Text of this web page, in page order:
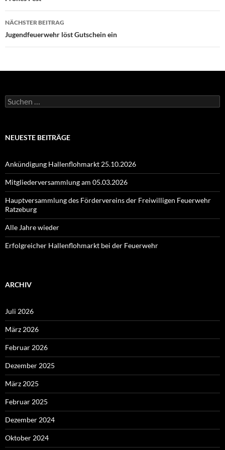
NÄCHSTER BEITRAG
Jugendfeuerwehr löst Gutschein ein
Suchen
nach:
NEUESTE BEITRÄGE
Ankündigung Hallenflohmarkt 25.10.2026
Mitgliederversammlung am 05.03.2026
Hauptversammlung des Fördervereins der Freiwilligen Feuerwehr
Ratzeburg
Alle Jahre wieder
Erfolgreicher Hallenflohmarkt bei der Feuerwehr
ARCHIV
Juli 2026
März 2026
Februar 2026
Dezember 2025
März 2025
Februar 2025
Dezember 2024
Oktober 2024